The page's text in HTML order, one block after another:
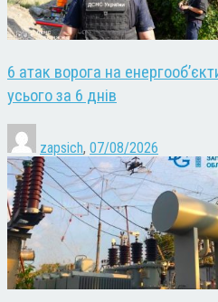
6 атак ворога на
усього за 6 днів
zapsich, 07/08/2026